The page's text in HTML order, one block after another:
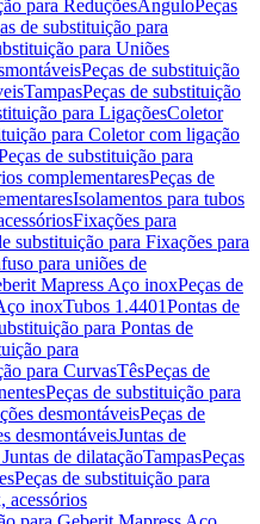
para ReduçõesÂnguloPeças
de substituição para
para Uniões
Peças de substituição
TampasPeças de substituição
para LigaçõesColetor
para Coletor com ligação
de substituição para
complementaresPeças de
Isolamentos para tubos
Fixações para
substituição para Fixações para
para uniões de
Mapress Aço inoxPeças de
inoxTubos 1.4401Pontas de
para Pontas de
para
para CurvasTêsPeças de
Peças de substituição para
desmontáveisPeças de
desmontáveisJuntas de
de dilataçãoTampasPeças
Peças de substituição para
acessórios